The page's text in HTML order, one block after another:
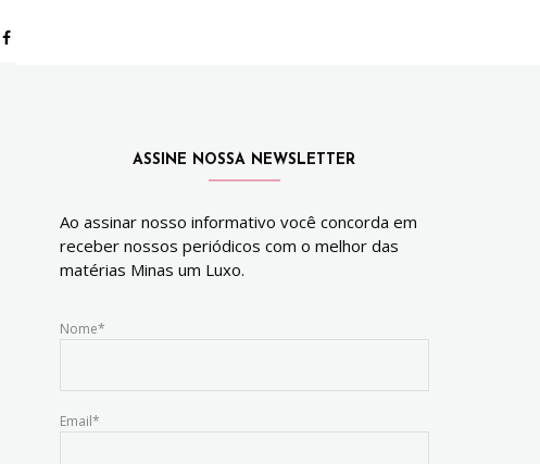
ASSINE NOSSA NEWSLETTER
Ao assinar nosso informativo você concorda em
receber nossos periódicos com o melhor das
matérias Minas um Luxo.
Nome*
Email*